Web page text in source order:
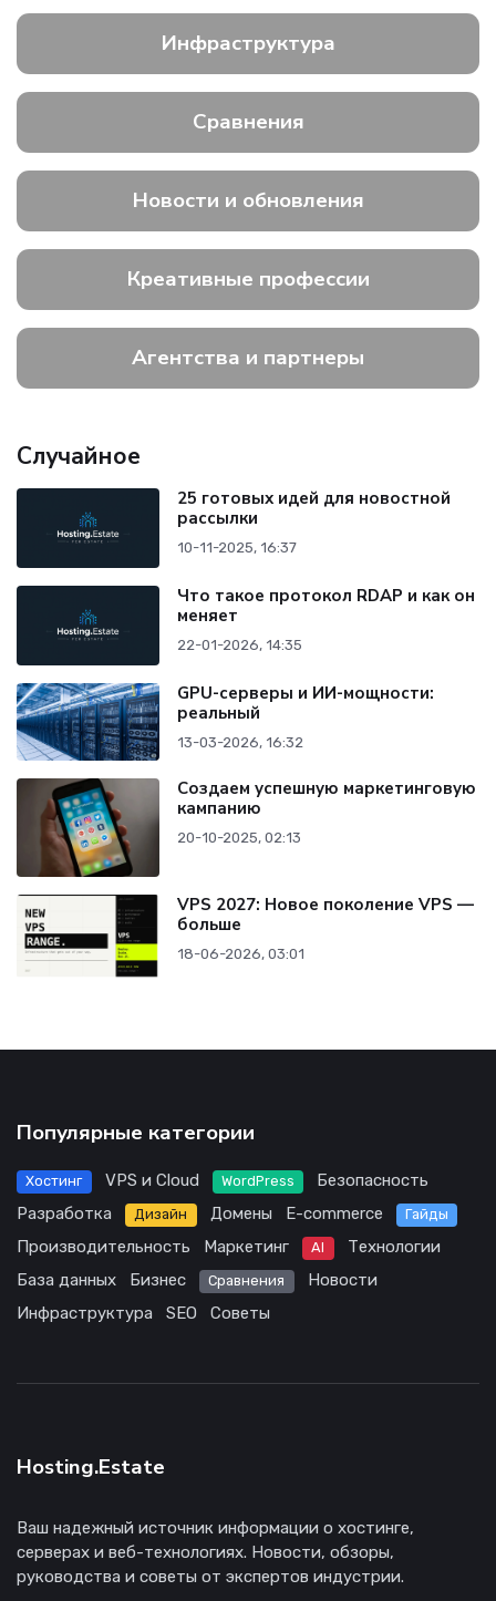
Инфраструктура
Сравнения
Новости и обновления
Креативные профессии
Агентства и партнеры
Случайное
25 готовых идей для новостной
рассылки
10-11-2025, 16:37
Что такое протокол RDAP и как он
меняет
22-01-2026, 14:35
GPU-серверы и ИИ-мощности:
реальный
13-03-2026, 16:32
Создаем успешную маркетинговую
кампанию
20-10-2025, 02:13
VPS 2027: Новое поколение VPS —
больше
18-06-2026, 03:01
Популярные категории
Хостинг VPS и Cloud WordPress
Безопасность
Разработка
Дизайн Домены E-commerce Гайды
Производительность Маркетинг AI
Технологии
База данных
Бизнес Сравнения
Новости
Инфраструктура
SEO Советы
Hosting.Estate
Ваш надежный источник информации о хостинге,
серверах и веб-технологиях. Новости, обзоры,
руководства и советы от экспертов индустрии.